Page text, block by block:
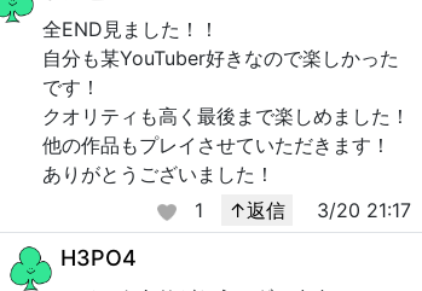
全END見ました！！
自分も某YouTuber好きなので楽しかった
です！
クオリティも高く最後まで楽しめました！
他の作品もプレイさせていただきます！
ありがとうございました！
1
↑返信 3/20 21:17
H3PO4